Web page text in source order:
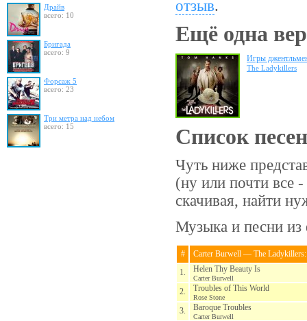
Драйв
всего: 10
Бригада
всего: 9
Форсаж 5
всего: 23
Три метра над небом
всего: 15
отзыв.
Ещё одна
Игры
The Ladykillers
Список песен
Чуть ниже
(ну или почти все
скачивая, найти
Музыка и песни
#
Carter Burwell — The Ladykillers:
1.
Helen Thy Beauty Is
Carter Burwell
2. Troubles of This World
Rose Stone
3. Baroque Troubles
Carter Burwell